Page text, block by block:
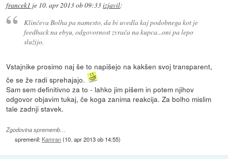
francek1 je 10. apr 2013 ob 09:33izjavil:
Klinčeva Bolha pa namesto, da bi uvedla kaj podobnega kot je
feedback na ebyu, odgovornost zvrača na kupca...oni pa lepo
služijo.
Vstajnike prosimo naj še to napišejo na kakšen svoj transparent,
če se že radi sprehajajo.
Sam sem definitivno za to - lahko jim pišem in potem njihov
odgovor objavim tukaj, če koga zanima reakcija. Za bolho mislim
tale zadnji stavek.
Zgodovina sprememb…
spremenil: Kamran(10. apr 2013 ob 14:55)